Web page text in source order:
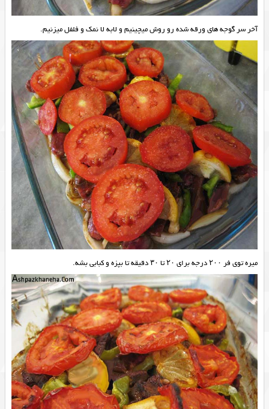
آخر سر گوجه های ورقه شده رو روش میچینیم و لابه لا نمک و فلفل میزنیم.
میره توی فر ۲۰۰ درجه برای ۲۰ تا ۳۰ دقیقه تا بپزه و کبابی بشه.